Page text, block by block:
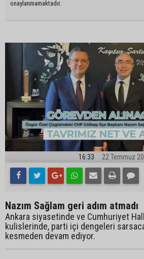
onaylanmamaktadır.
16:33 22 Temmuz
Nazım Sağlam geri adım atmadı
Ankara siyasetinde ve Cumhuriyet
kulislerinde, parti içi dengeleri
kesmeden devam ediyor.